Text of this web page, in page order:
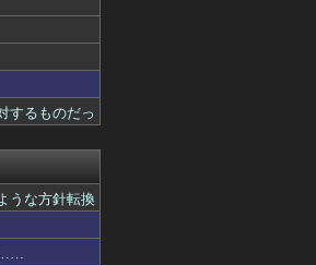
とめ...
...
...
...
！
彡
するものだっ
うな方針転換
……